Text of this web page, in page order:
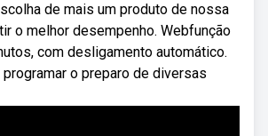
de mais um produto de nossa
o melhor desempenho. Webfunção
com desligamento automático.
o preparo de diversas